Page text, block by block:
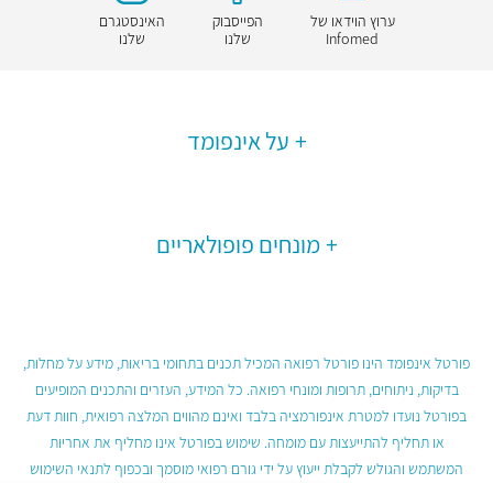
ערוץ הוידאו של
Infomed
הפייסבוק
שלנו
האינסטגרם
שלנו
על אינפומד
מונחים פופולאריים
פורטל אינפומד הינו פורטל רפואה המכיל תכנים בתחומי בריאות, מידע על מחלות,
בדיקות, ניתוחים, תרופות ומונחי רפואה. כל המידע, העזרים והתכנים המופיעים
בפורטל נועדו למטרת אינפורמציה בלבד ואינם מהווים המלצה רפואית, חוות דעת
או תחליף להתייעצות עם מומחה. שימוש בפורטל אינו מחליף את אחריות
המשתמש והגולש לקבלת ייעוץ על ידי גורם רפואי מוסמך ובכפוף לתנאי השימוש